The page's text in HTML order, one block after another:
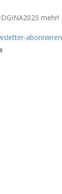
mehr!
abonnieren